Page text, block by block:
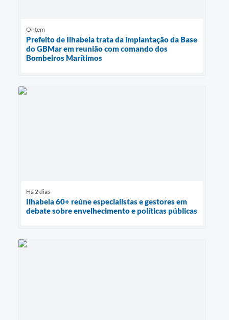
Ontem
Prefeito de Ilhabela trata da implantação da Base
do GBMar em reunião com comando dos
Bombeiros Marítimos
Há 2 dias
Ilhabela 60+ reúne especialistas e gestores em
debate sobre envelhecimento e políticas públicas